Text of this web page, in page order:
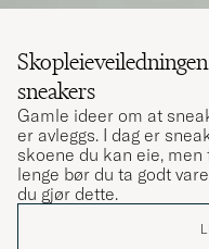
sneakers
Gamle ideer om at
er avleggs. I dag er
skoene du kan eie,
lenge bør du ta godt
du gjør dette.